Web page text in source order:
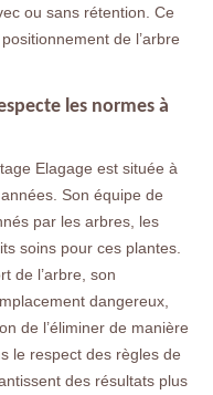
ou sans rétention. Ce
de l’arbre
les normes à
Elagage est située à
Son équipe de
par les arbres, les
soins pour ces plantes.
de l’arbre, son
dangereux,
de l’éliminer de manière
le respect des règles de
des résultats plus